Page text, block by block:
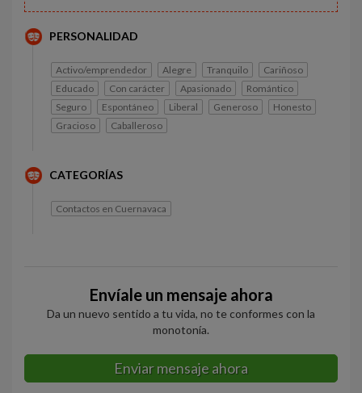
PERSONALIDAD
Activo/emprendedor Alegre Tranquilo
Cariñoso
Educado
Con carácter Apasionado
Romántico
Seguro
Espontáneo Liberal Generoso
Honesto
Gracioso
Caballeroso
CATEGORÍAS
Contactos en Cuernavaca
Envíale un mensaje ahora
Da un nuevo sentido a tu vida, no te conformes con la
monotonía.
Enviar mensaje ahora